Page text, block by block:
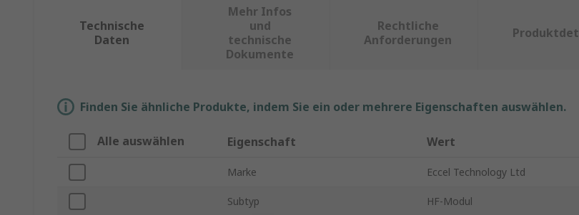
Technische
Daten
Mehr Infos
und
technische
Dokumente
Rechtliche
Anforderungen
Finden Sie ähnliche Produkte, indem Sie ein oder mehrere Eigenschaften auswählen.
Alle auswählen Eigenschaft Wert
Marke Eccel Technology Ltd
Subtyp HF-Modul